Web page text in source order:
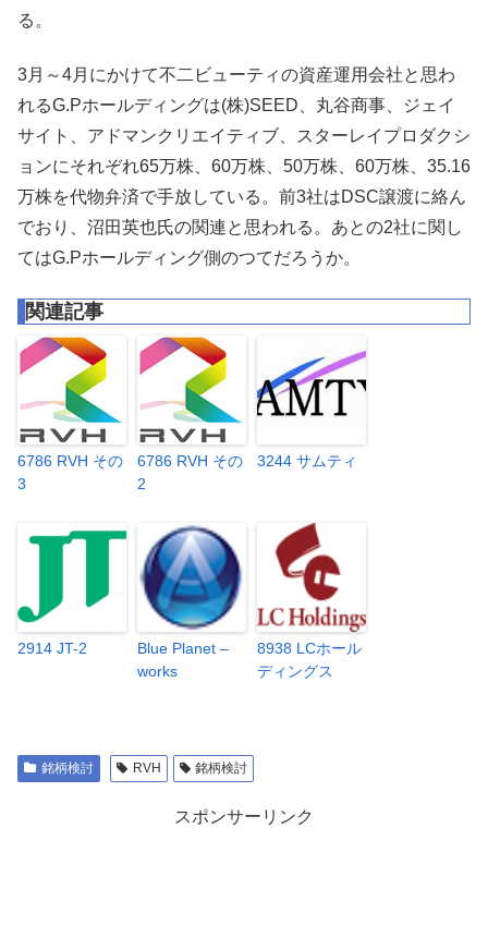
る。
3月～4月にかけて不二ビューティの資産運用会社と思わ
れるG.Pホールディングは(株)SEED、丸谷商事、ジェイ
サイト、アドマンクリエイティブ、スターレイプロダクシ
ョンにそれぞれ65万株、60万株、50万株、60万株、35.16
万株を代物弁済で手放している。前3社はDSC譲渡に絡ん
でおり、沼田英也氏の関連と思われる。あとの2社に関し
てはG.Pホールディング側のつてだろうか。
関連記事
6786 RVH その
3
6786 RVH その
2
3244 サムティ
2914 JT-2
Blue Planet –
works
8938 LCホール
ディングス
銘柄検討 RVH 銘柄検討
スポンサーリンク